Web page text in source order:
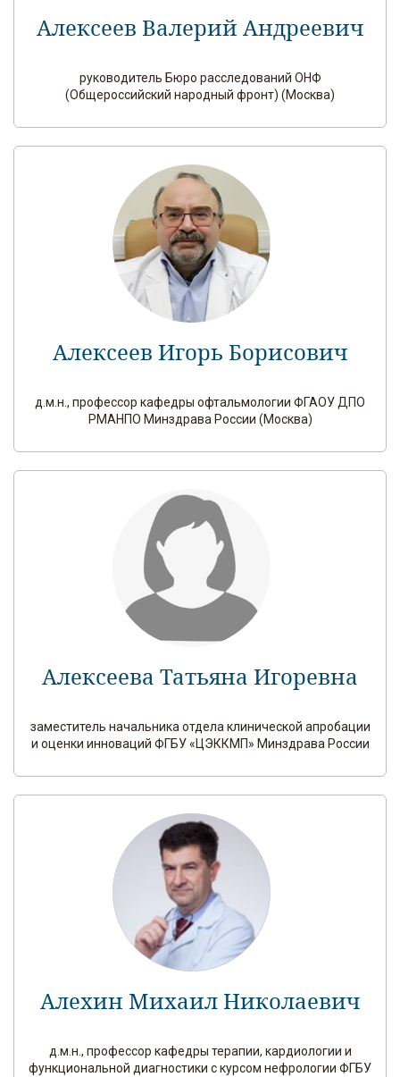
Алексеев Валерий Андреевич
руководитель Бюро расследований ОНФ
(Общероссийский народный фронт) (Москва)
Алексеев Игорь Борисович
д.м.н., профессор кафедры офтальмологии ФГАОУ ДПО
РМАНПО Минздрава России (Москва)
Алексеева Татьяна Игоревна
заместитель начальника отдела клинической апробации
и оценки инноваций ФГБУ «ЦЭККМП» Минздрава России
Алехин Михаил Николаевич
д.м.н., профессор кафедры терапии, кардиологии и
функциональной диагностики с курсом нефрологии ФГБУ